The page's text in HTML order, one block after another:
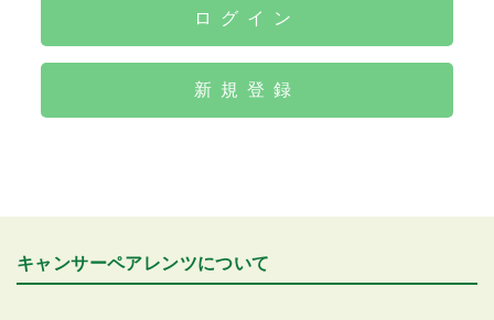
ログイン
新規登録
キャンサーペアレンツについて